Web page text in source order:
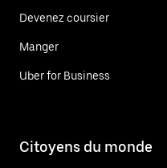
Devenez coursier
Manger
Uber for Business
Citoyens du monde